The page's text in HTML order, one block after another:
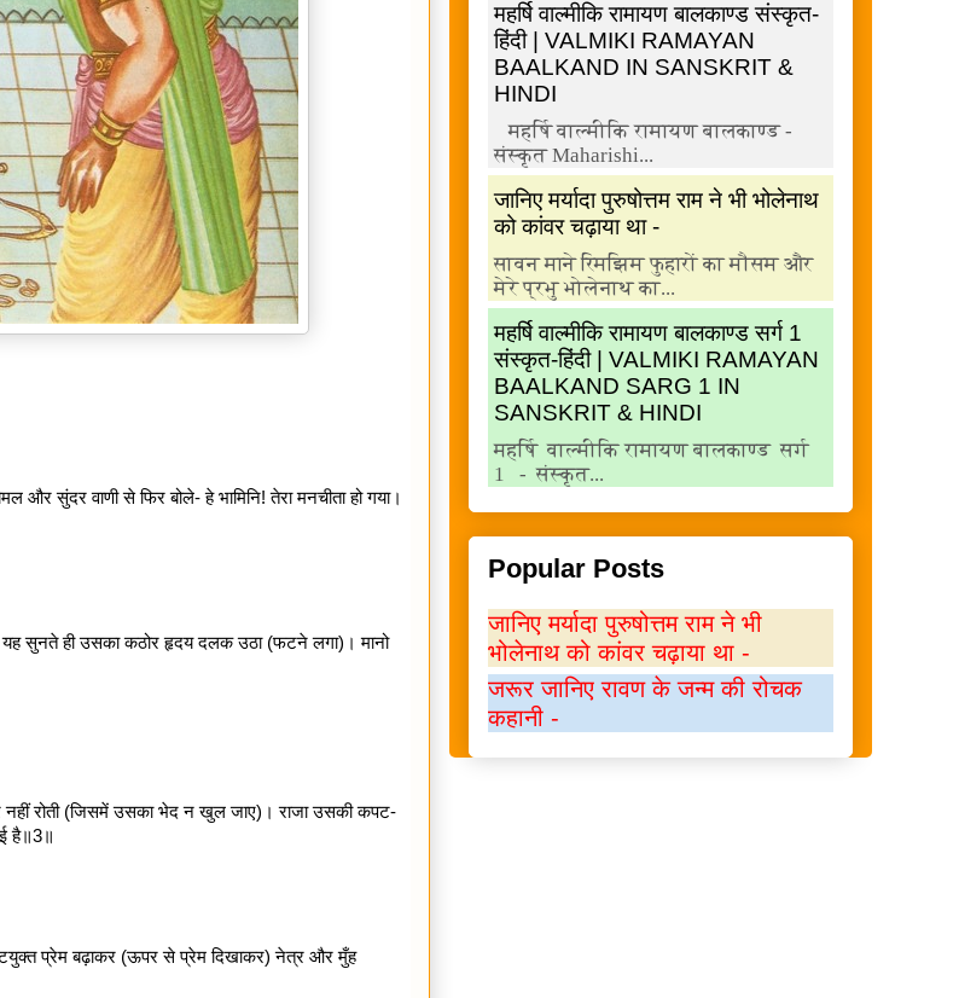
सुंदर वाणी से फिर बोले- हे भामिनि! तेरा मनचीता हो गया।
सुनते ही उसका कठोर हृदय दलक उठा (फटने लगा)। मानो
नहीं रोती (जिसमें उसका भेद न खुल जाए)। राजा उसकी कपट-
है॥3॥
प्रेम बढ़ाकर (ऊपर से प्रेम दिखाकर) नेत्र और मुँह
महर्षि वाल्मीकि रामायण बालकाण्ड संस्कृत-
हिंदी | VALMIKI RAMAYAN
BAALKAND IN SANSKRIT &
HINDI
महर्षि वाल्मीकि रामायण बालकाण्ड -
संस्कृत Maharishi...
जानिए मर्यादा पुरुषोत्तम राम ने भी भोलेनाथ
को कांवर चढ़ाया था -
सावन माने रिमझिम फुहारों का मौसम और
मेरे प्रभु भोलेनाथ का...
महर्षि वाल्मीकि रामायण बालकाण्ड सर्ग 1
संस्कृत-हिंदी | VALMIKI RAMAYAN
BAALKAND SARG 1 IN
SANSKRIT & HINDI
महर्षि वाल्मीकि रामायण बालकाण्ड सर्ग
1 - संस्कृत...
Popular Posts
जानिए मर्यादा पुरुषोत्तम राम ने भी
भोलेनाथ को कांवर चढ़ाया था -
जरूर जानिए रावण के जन्म की रोचक
कहानी -